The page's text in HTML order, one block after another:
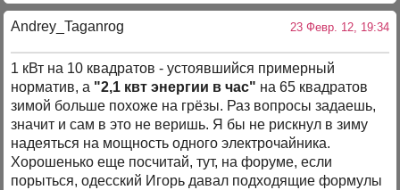
Andrey_Taganrog 23 Февр. 12, 19:34
1 кВт на 10 квадратов - устоявшийся примерный
норматив, а "2,1 квт энергии в час" на 65 квадратов
зимой больше похоже на грёзы. Раз вопросы задаешь,
значит и сам в это не веришь. Я бы не рискнул в зиму
надеяться на мощность одного электрочайника.
Хорошенько еще посчитай, тут, на форуме, если
порыться, одесский Игорь давал подходящие формулы